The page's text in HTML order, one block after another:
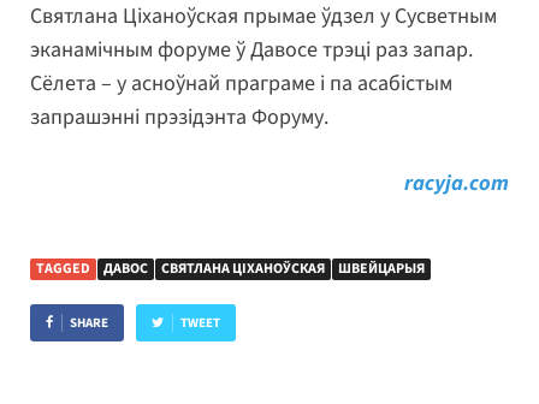
Святлана Ціханоўская прымае ўдзел у Сусветным
эканамічным форуме ў Давосе трэці раз запар.
Сёлета – у асноўнай праграме і па асабістым
запрашэнні прэзідэнта Форуму.
racyja.com
TAGGED ДАВОС СВЯТЛАНА ЦІХАНОЎСКАЯ ШВЕЙЦАРЫЯ
SHARE TWEET